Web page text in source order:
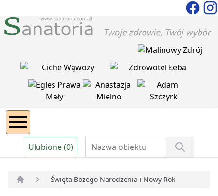
Ulubione (0)
Święta Bożego Narodzenia i Nowy Rok